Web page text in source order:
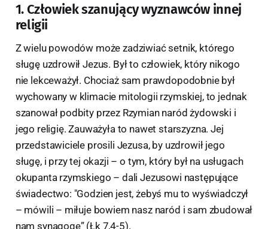
1. Człowiek szanujący wyznawców innej
religii
Z wielu powodów może zadziwiać setnik, którego
sługę uzdrowił Jezus. Był to człowiek, który nikogo
nie lekceważył. Chociaż sam prawdopodobnie był
wychowany w klimacie mitologii rzymskiej, to jednak
szanował podbity przez Rzymian naród żydowski i
jego religię. Zauważyła to nawet starszyzna. Jej
przedstawiciele prosili Jezusa, by uzdrowił jego
sługę, i przy tej okazji – o tym, który był na usługach
okupanta rzymskiego – dali Jezusowi następujące
świadectwo: "Godzien jest, żebyś mu to wyświadczył
– mówili – miłuje bowiem nasz naród i sam zbudował
nam synagogę” (Łk 7,4-5).